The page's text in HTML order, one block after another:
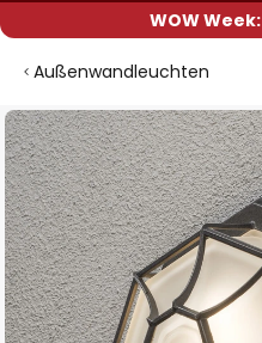
WOW Week:
Außenwandleuchten
Zum
Ende
der
Bildgalerie
springen